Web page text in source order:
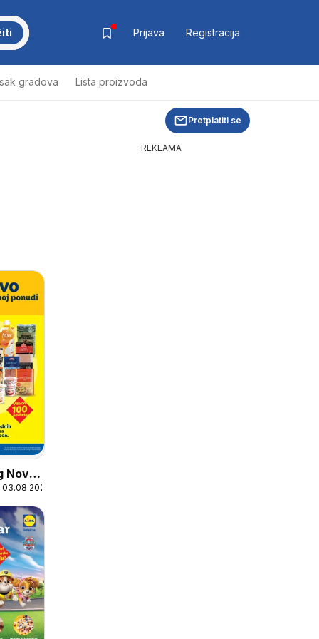
Prijava Registracija
gradova Lista proizvoda
Pretplatiti se
Novo
REKLAMA